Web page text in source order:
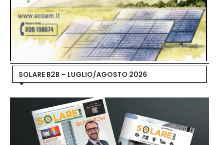
SOLARE B2B – LUGLIO/AGOSTO 2026